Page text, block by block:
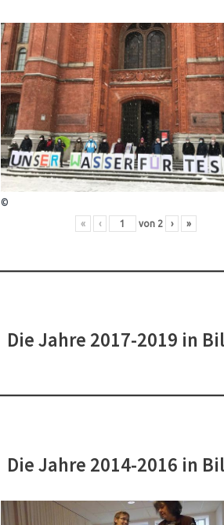
©
« ‹ von 2 › »
Die Jahre 2017-2019 in
Die Jahre 2014-2016 in